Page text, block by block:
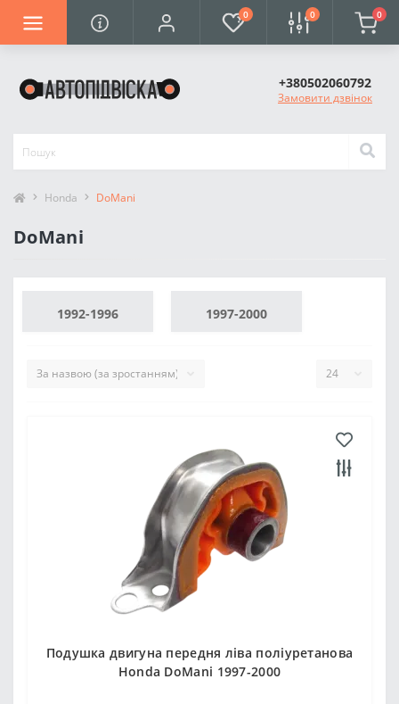
0 0 0
+380502060792
Замовити дзвінок
Honda DoMani
DoMani
1992-1996 1997-2000
Подушка двигуна передня ліва поліуретанова
Honda DoMani 1997-2000